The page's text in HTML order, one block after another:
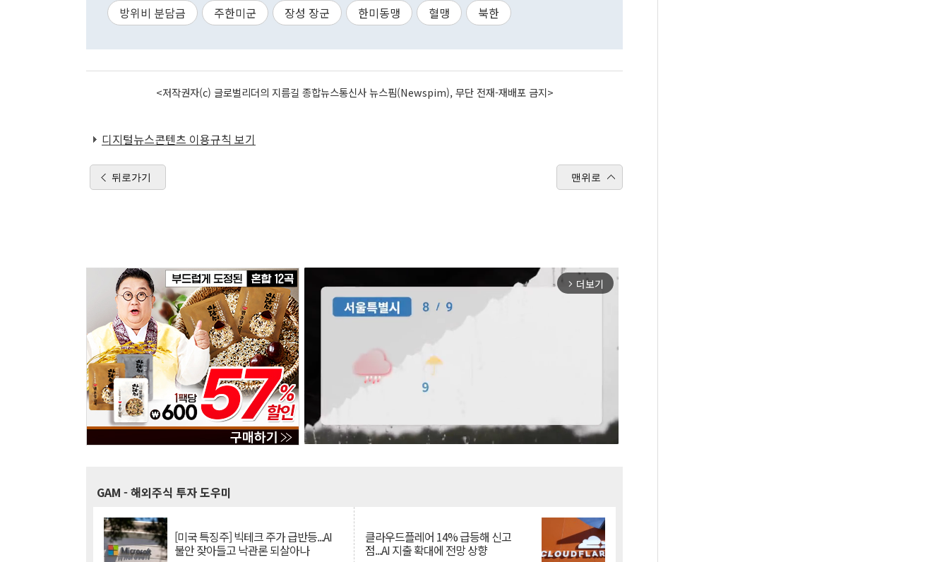
방위비 분담금
주한미군 장성 장군 한미동맹 혈맹 북한
<저작권자(c) 글로벌리더의 지름길 종합뉴스통신사 뉴스핌(Newspim), 무단 전재-재배포 금지>
디지털뉴스콘텐츠 이용규칙 보기
뒤로가기 맨위로
arrow_forward_ios 더보기
GAM - 해외주식 투자 도우미
[미국 특징주] 빅테크 주가 급반등...AI
불안 잦아들고 낙관론 되살아나
클라우드플레어 14% 급등해 신고
점...AI 지출 확대에 전망 상향